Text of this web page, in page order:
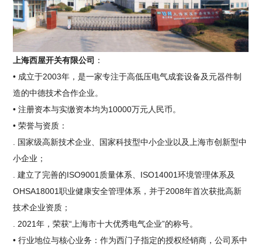
上海西屋开关有限公司 ：
• 成立于2003年，是一家专注于高低压电气成套设备及元器件制
造的中德技术合作企业。
• 注册资本与实缴资本均为10000万元人民币。
• 荣誉与资质：
. 国家级高新技术企业、国家科技型中小企业以及上海市创新型中
小企业；
. 建立了完善的ISO9001质量体系、ISO14001环境管理体系及
OHSA18001职业健康安全管理体系，并于2008年首次获批高新
技术企业资质；
. 2021年，荣获“上海市十大优秀电气企业”的称号。
• 行业地位与核心业务：作为西门子指定的授权经销商，公司系中